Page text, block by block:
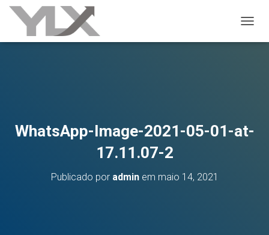
WhatsApp-Image-2021-05-01-at-
17.11.07-2
Publicado por adminem maio 14, 2021